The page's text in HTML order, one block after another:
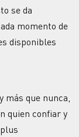
se da
momento de
disponibles
más que nunca,
quien confiar y